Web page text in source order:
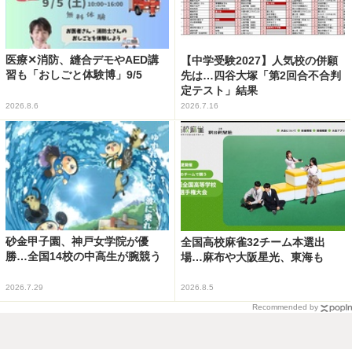
医療✕消防、縫合デモやAED講
習も「おしごと体験博」9/5
2026.8.6
【中学受験2027】人気校の併願
先は…四谷大塚「第2回合不合判
定テスト」結果
2026.7.16
砂金甲子園、神戸女学院が優
勝…全国14校の中高生が腕競う
2026.7.29
全国高校麻雀32チーム本選出
場…麻布や大阪星光、東海も
2026.8.5
Recommended by